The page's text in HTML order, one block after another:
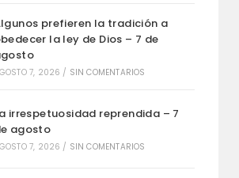
prefieren la tradición a
la ley de Dios – 7 de
7, 2026 / SIN COMENTARIOS
irrespetuosidad reprendida – 7
agosto
7, 2026 / SIN COMENTARIOS